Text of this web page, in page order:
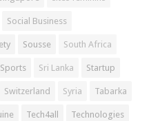
Social Business
Sousse South Africa
Sports Sri Lanka Startup
Switzerland Syria Tabarka
Tech4all Technologies